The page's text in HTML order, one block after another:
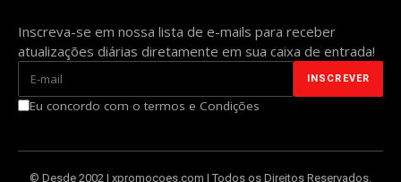
Inscreva-se em nossa lista de e-mails para receber
atualizações diárias diretamente em sua caixa de entrada!
Eu concordo com o termos e Condições
© Desde 2002 | xpromocoes.com | Todos os Direitos Reservados.